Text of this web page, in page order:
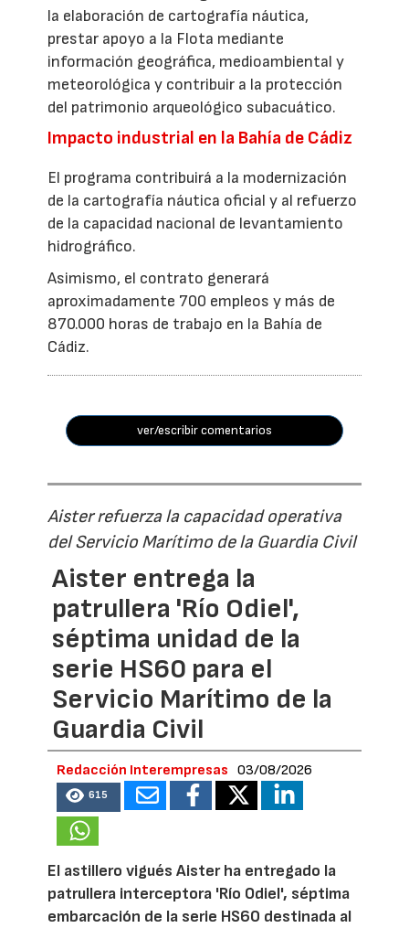
la elaboración de cartografía náutica,
prestar apoyo a la Flota mediante
información geográfica, medioambiental y
meteorológica y contribuir a la protección
del patrimonio arqueológico subacuático.
Impacto industrial en la Bahía de Cádiz
El programa contribuirá a la modernización
de la cartografía náutica oficial y al refuerzo
de la capacidad nacional de levantamiento
hidrográfico.
Asimismo, el contrato generará
aproximadamente 700 empleos y más de
870.000 horas de trabajo en la Bahía de
Cádiz.
ver/escribir comentarios
Aister refuerza la capacidad operativa
del Servicio Marítimo de la Guardia Civil
Aister entrega la
patrullera 'Río Odiel',
séptima unidad de la
serie HS60 para el
Servicio Marítimo de la
Guardia Civil
Redacción Interempresas 03/08/2026
615
El astillero vigués Aister ha entregado la
patrullera interceptora 'Río Odiel', séptima
embarcación de la serie HS60 destinada al